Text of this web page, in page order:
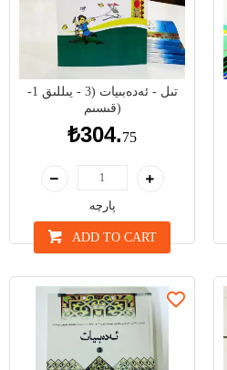
تىل - ئەدەبىيات (3 - يىللىق 1-
قىسىم)
₺304.75
پارچە
ADD TO CART